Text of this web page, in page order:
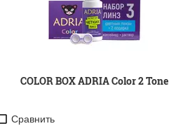
COLOR BOX ADRIA Color 2 Tone
Сравнить